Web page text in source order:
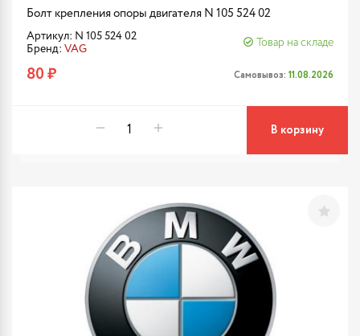
Болт крепления опоры двигателя N 105 524 02
Артикул: N 105 524 02
Бренд: VAG
Товар на складе
80 ₽ Самовывоз: 11.08.2026
В корзину